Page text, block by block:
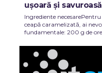
ușoară și savuroasă
Ingrediente
ceapă caramelizată, ai
fundamentale: 200 g de